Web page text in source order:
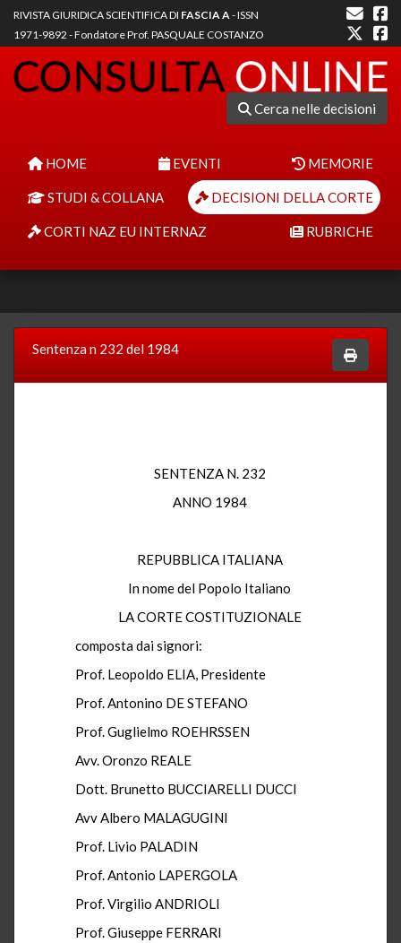
RIVISTA GIURIDICA SCIENTIFICA DI FASCIA A- ISSN
1971-9892 - Fondatore Prof. PASQUALE COSTANZO
Cerca nelle decisioni
HOME EVENTI MEMORIE
STUDI & COLLANA DECISIONI DELLA CORTE
CORTI NAZ EU INTERNAZ RUBRICHE
Sentenza n 232 del 1984
SENTENZA N. 232
ANNO 1984
REPUBBLICA ITALIANA
In nome del Popolo Italiano
LA CORTE COSTITUZIONALE
composta dai signori:
Prof. Leopoldo ELIA, Presidente
Prof. Antonino DE STEFANO
Prof. Guglielmo ROEHRSSEN
Avv. Oronzo REALE
Dott. Brunetto BUCCIARELLI DUCCI
Avv Albero MALAGUGINI
Prof. Livio PALADIN
Prof. Antonio LAPERGOLA
Prof. Virgilio ANDRIOLI
Prof. Giuseppe FERRARI